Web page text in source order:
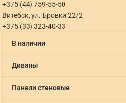
+375 (44) 759-55-50
Витебск, ул. Бровки 22/2
+375 (33) 323-40-33
В наличии
Диваны
Панели стеновые